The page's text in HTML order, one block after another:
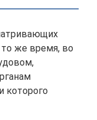
то же время, во
которого